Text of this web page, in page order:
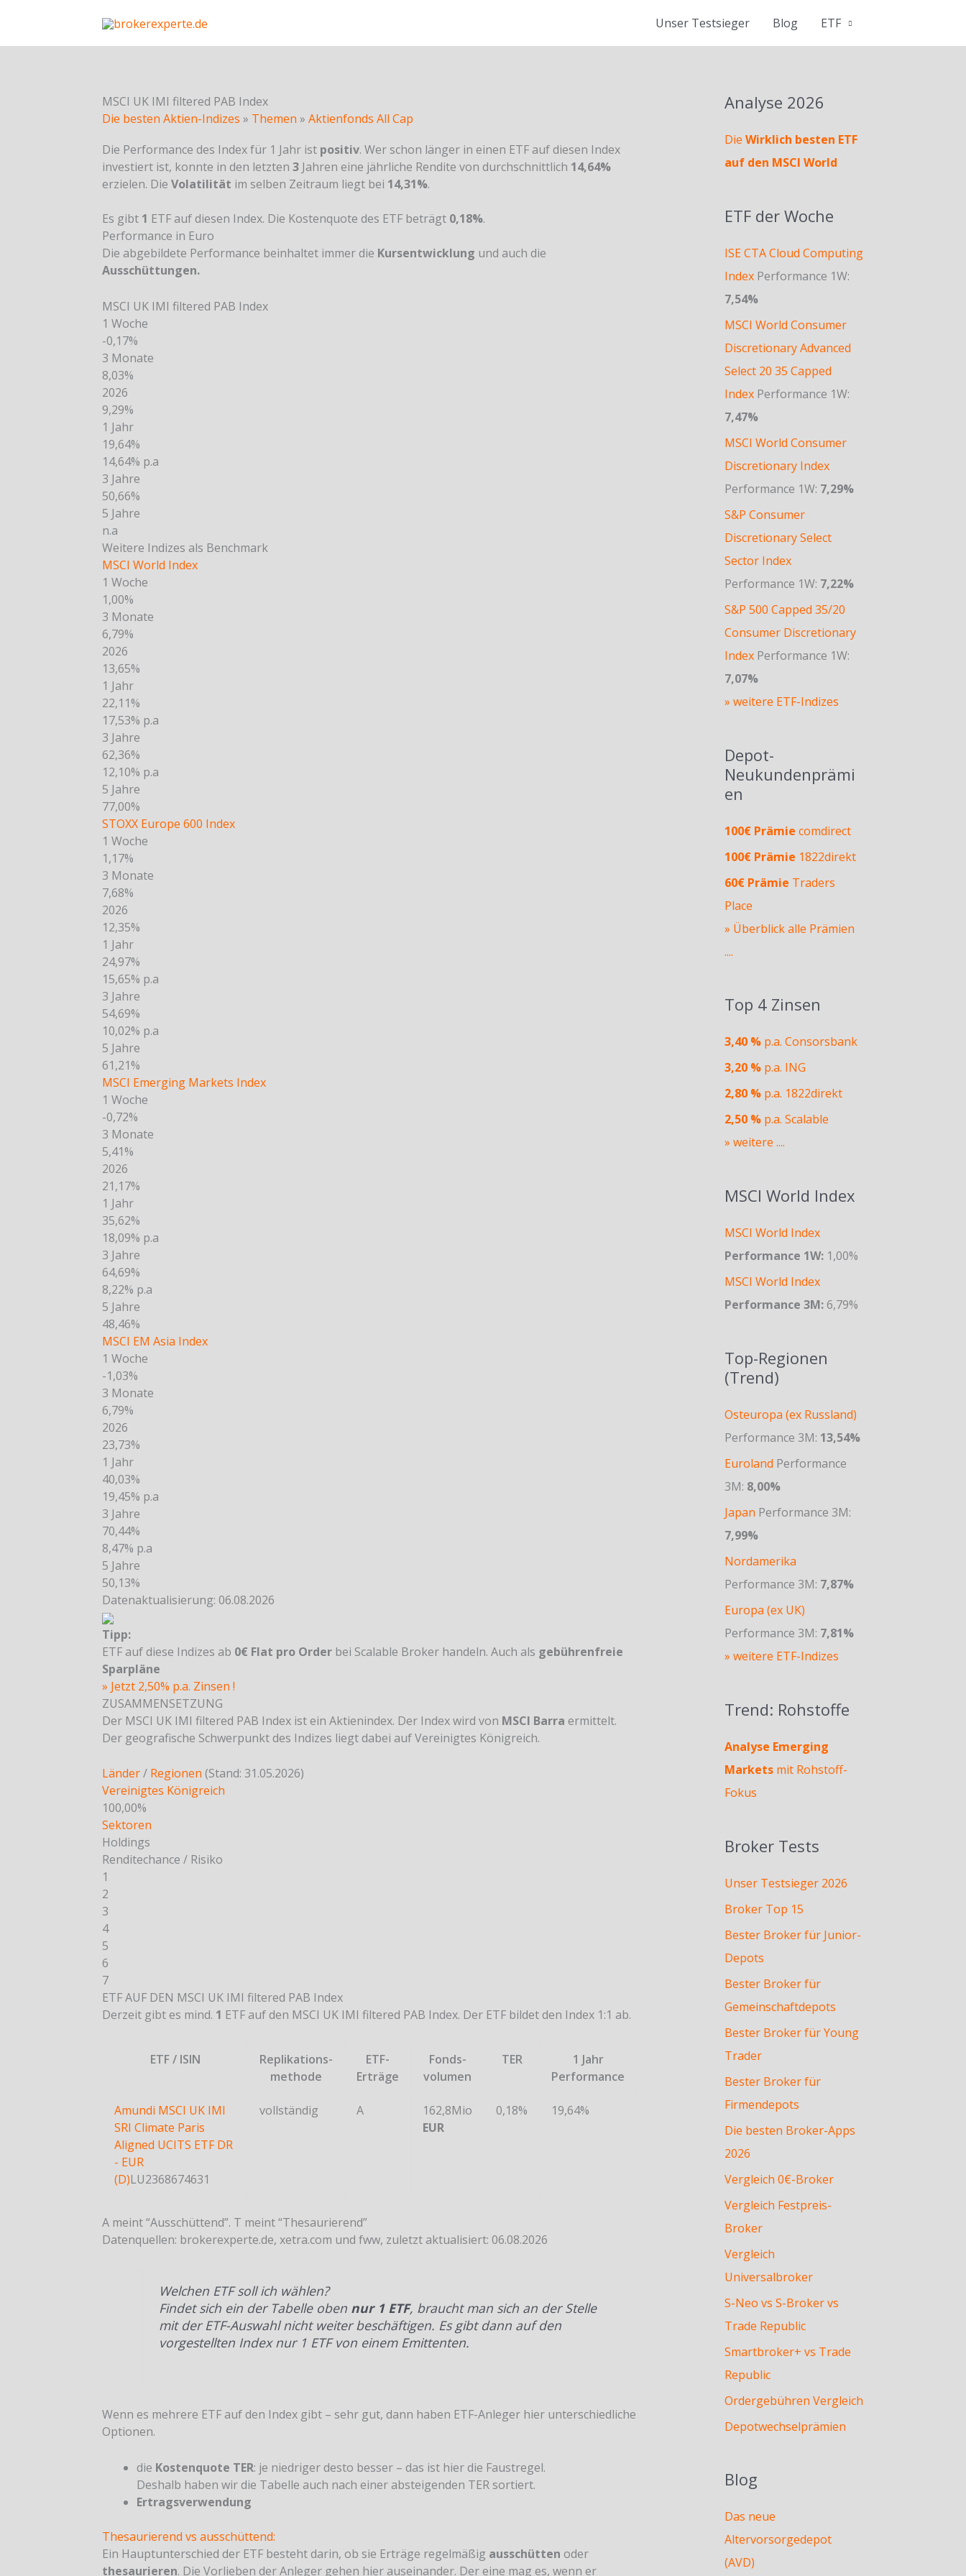
content
Unser Testsieger Blog ETF
MSCI UK IMI filtered PAB Index
Die besten Aktien-Indizes » Themen » Aktienfonds All Cap
Die Performance des Index für 1 Jahr ist positiv. Wer schon länger in einen ETF auf diesen Index
investiert ist, konnte in den letzten 3 Jahren eine jährliche Rendite von durchschnittlich 14,64%
erzielen. Die Volatilität im selben Zeitraum liegt bei 14,31%.
Es gibt 1 ETF auf diesen Index. Die Kostenquote des ETF beträgt 0,18%.
Performance in Euro
Die abgebildete Performance beinhaltet immer die Kursentwicklung und auch die
Ausschüttungen.
MSCI UK IMI filtered PAB Index
1 Woche
-0,17%
3 Monate
8,03%
2026
9,29%
1 Jahr
19,64%
14,64% p.a
3 Jahre
50,66%
5 Jahre
n.a
Weitere Indizes als Benchmark
MSCI World Index
1 Woche
1,00%
3 Monate
6,79%
2026
13,65%
1 Jahr
22,11%
17,53% p.a
3 Jahre
62,36%
12,10% p.a
5 Jahre
77,00%
STOXX Europe 600 Index
1 Woche
1,17%
3 Monate
7,68%
2026
12,35%
1 Jahr
24,97%
15,65% p.a
3 Jahre
54,69%
10,02% p.a
5 Jahre
61,21%
MSCI Emerging Markets Index
1 Woche
-0,72%
3 Monate
5,41%
2026
21,17%
1 Jahr
35,62%
18,09% p.a
3 Jahre
64,69%
8,22% p.a
5 Jahre
48,46%
MSCI EM Asia Index
1 Woche
-1,03%
3 Monate
6,79%
2026
23,73%
1 Jahr
40,03%
19,45% p.a
3 Jahre
70,44%
8,47% p.a
5 Jahre
50,13%
Datenaktualisierung: 06.08.2026
Tipp:
ETF auf diese Indizes ab 0€ Flat pro Order bei Scalable Broker handeln. Auch als gebührenfreie
Sparpläne
» Jetzt 2,50% p.a. Zinsen !
ZUSAMMENSETZUNG
Der MSCI UK IMI filtered PAB Index ist ein Aktienindex. Der Index wird von MSCI Barra ermittelt.
Der geografische Schwerpunkt des Indizes liegt dabei auf Vereinigtes Königreich.
Länder/ Regionen (Stand: 31.05.2026)
Vereinigtes Königreich
100,00%
Sektoren
Holdings
Renditechance / Risiko
1
2
3
4
5
6
7
ETF AUF DEN MSCI UK IMI filtered PAB Index
Derzeit gibt es mind. 1 ETF auf den MSCI UK IMI filtered PAB Index. Der ETF bildet den Index 1:1 ab.
ETF / ISIN
Replikations-
methode
ETF-
Erträge
Fonds-
volumen
TER
1 Jahr
Performance
Amundi MSCI UK IMI
SRI Climate Paris
Aligned UCITS ETF DR
- EUR
(D)LU2368674631
vollständig A
162,8Mio
EUR
0,18% 19,64%
A meint “Ausschüttend”. T meint “Thesaurierend”
Datenquellen: brokerexperte.de, xetra.com und fww, zuletzt aktualisiert: 06.08.2026
Welchen ETF soll ich wählen?
Findet sich ein der Tabelle oben nur 1 ETF, braucht man sich an der Stelle
mit der ETF-Auswahl nicht weiter beschäftigen. Es gibt dann auf den
vorgestellten Index nur 1 ETF von einem Emittenten.
Wenn es mehrere ETF auf den Index gibt – sehr gut, dann haben ETF-Anleger hier unterschiedliche
Optionen.
die Kostenquote TER: je niedriger desto besser – das ist hier die Faustregel.
Deshalb haben wir die Tabelle auch nach einer absteigenden TER sortiert.
Ertragsverwendung
Thesaurierend vs ausschüttend:
Ein Hauptunterschied der ETF besteht darin, ob sie Erträge regelmäßig ausschütten oder
thesaurieren. Die Vorlieben der Anleger gehen hier auseinander. Der eine mag es, wenn er
Analyse 2026
Die Wirklich besten ETF
auf den MSCI World
ETF der Woche
ISE CTA Cloud Computing
IndexPerformance 1W:
7,54%
MSCI World Consumer
Discretionary Advanced
Select 20 35 Capped
IndexPerformance 1W:
7,47%
MSCI World Consumer
Discretionary Index
Performance 1W: 7,29%
S&P Consumer
Discretionary Select
Sector Index
Performance 1W: 7,22%
S&P 500 Capped 35/20
Consumer Discretionary
IndexPerformance 1W:
7,07%
» weitere ETF-Indizes
Depot-
Neukundenprämi
en
100€ Prämie comdirect
100€ Prämie 1822direkt
60€ Prämie Traders
Place
» Überblick alle Prämien
....
Top 4 Zinsen
3,40 %p.a. Consorsbank
3,20 %p.a. ING
2,80 %p.a. 1822direkt
2,50 %p.a. Scalable
» weitere ....
MSCI World Index
MSCI World Index
Performance 1W: 1,00%
MSCI World Index
Performance 3M: 6,79%
Top-Regionen
(Trend)
Osteuropa (ex Russland)
Performance 3M: 13,54%
Euroland Performance
3M: 8,00%
Japan Performance 3M:
7,99%
Nordamerika
Performance 3M: 7,87%
Europa (ex UK)
Performance 3M: 7,81%
» weitere ETF-Indizes
Trend: Rohstoffe
Analyse Emerging
Marketsmit Rohstoff-
Fokus
Broker Tests
Unser Testsieger 2026
Broker Top 15
Bester Broker für Junior-
Depots
Bester Broker für
Gemeinschaftdepots
Bester Broker für Young
Trader
Bester Broker für
Firmendepots
Die besten Broker-Apps
2026
Vergleich 0€-Broker
Vergleich Festpreis-
Broker
Vergleich
Universalbroker
S-Neo vs S-Broker vs
Trade Republic
Smartbroker+ vs Trade
Republic
Ordergebühren Vergleich
Depotwechselprämien
Blog
Das neue
Altervorsorgedepot
(AVD)